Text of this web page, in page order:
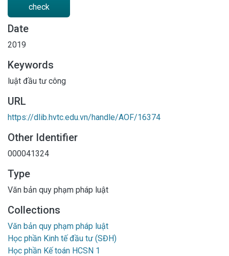
check
Date
2019
Keywords
luật đầu tư công
URL
https://dlib.hvtc.edu.vn/handle/AOF/16374
Other Identifier
000041324
Type
Văn bản quy phạm pháp luật
Collections
Văn bản quy phạm pháp luật
Học phần Kinh tế đầu tư (SĐH)
Học phần Kế toán HCSN 1